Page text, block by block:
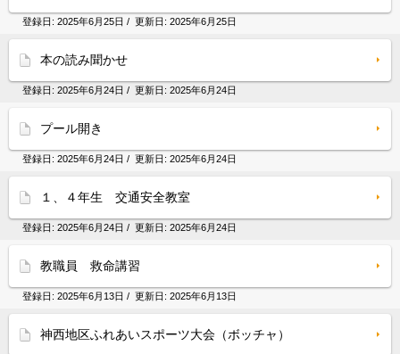
登録日: 2025年6月25日 / 更新日: 2025年6月25日
本の読み聞かせ
登録日: 2025年6月24日 / 更新日: 2025年6月24日
プール開き
登録日: 2025年6月24日 / 更新日: 2025年6月24日
１、４年生 交通安全教室
登録日: 2025年6月24日 / 更新日: 2025年6月24日
教職員 救命講習
登録日: 2025年6月13日 / 更新日: 2025年6月13日
神西地区ふれあいスポーツ大会（ボッチャ）